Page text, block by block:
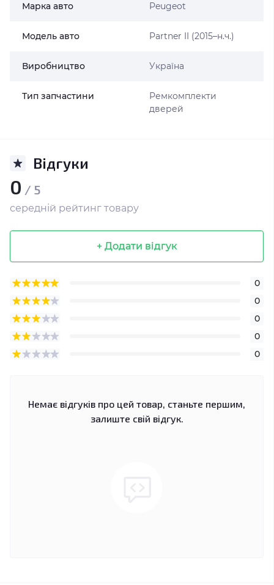
Марка авто Peugeot
Модель авто Partner II (2015–н.ч.)
Виробництво Україна
Тип запчастини
Ремкомплекти
дверей
Відгуки
0 / 5
середній рейтинг товару
+ Додати відгук
0
0
0
0
0
Немає відгуків про цей товар, станьте першим,
залиште свій відгук.